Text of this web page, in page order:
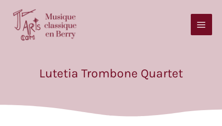
contenu
Lutetia Trombone Quartet